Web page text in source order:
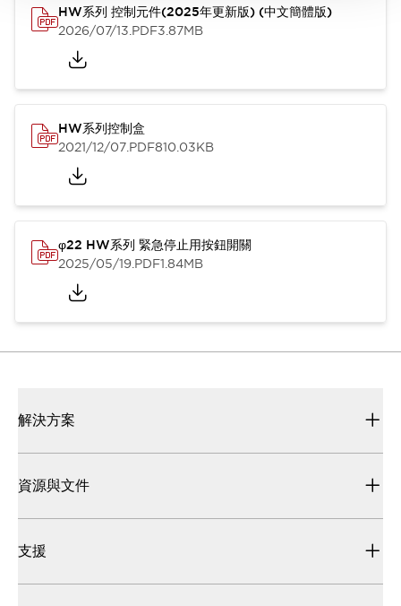
HW系列 控制元件(2025年更新版) (中文簡體版)
2026/07/13.PDF3.87MB
HW系列控制盒
2021/12/07.PDF810.03KB
φ22 HW系列 緊急停止用按鈕開關
2025/05/19.PDF1.84MB
解決方案
資源與文件
支援